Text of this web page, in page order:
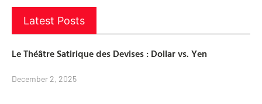
Latest Posts
Le Théâtre Satirique des Devises : Dollar vs. Yen
December 2, 2025